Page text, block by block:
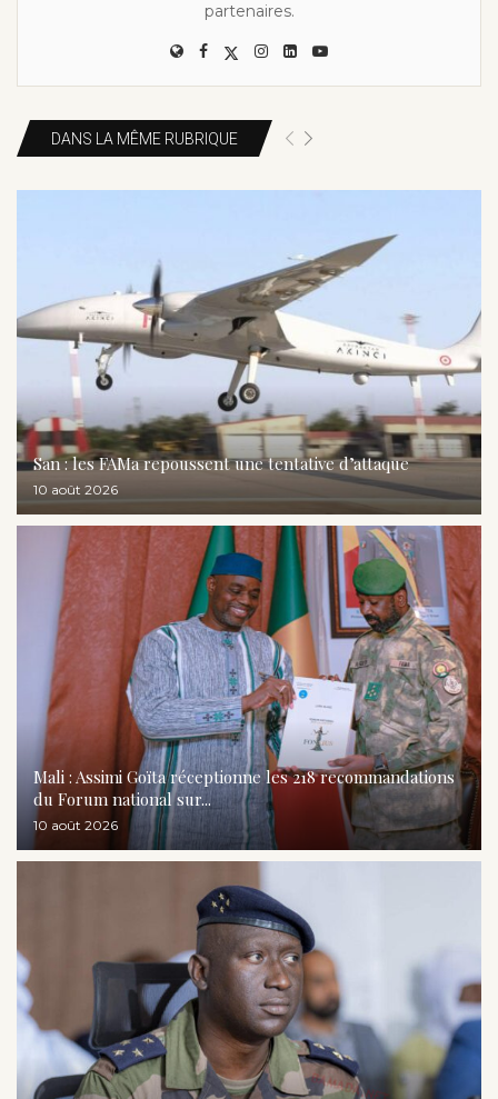
partenaires.
DANS LA MÊME RUBRIQUE
San : les FAMa repoussent une tentative d’attaque
10 août 2026
Mali : Assimi Goïta réceptionne les 218 recommandations
du Forum national sur...
10 août 2026